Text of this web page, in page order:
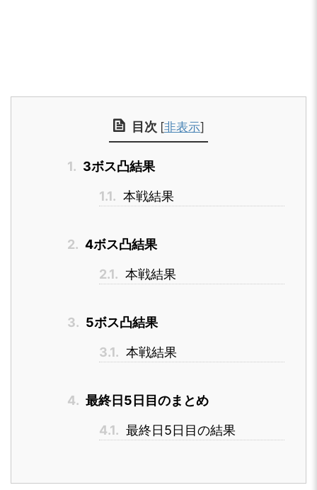
目次 [非表示]
1. 3ボス凸結果
1.1. 本戦結果
2. 4ボス凸結果
2.1. 本戦結果
3. 5ボス凸結果
3.1. 本戦結果
4. 最終日5日目のまとめ
4.1. 最終日5日目の結果